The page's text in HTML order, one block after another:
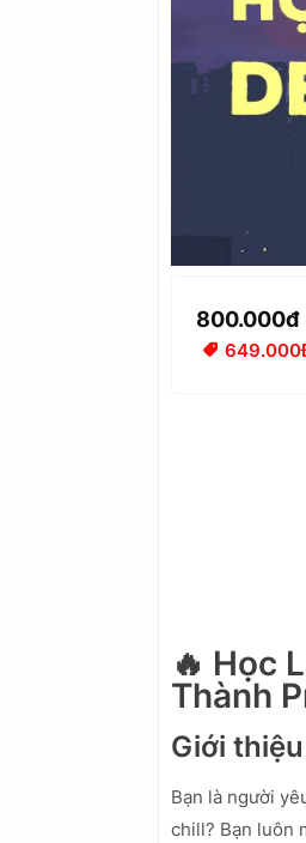
800.000đ
🔥 Học
Thành
Giới thiệu
Bạn là người
chill? Bạn luôn